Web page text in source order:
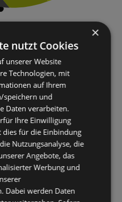
×
nutzt Cookies
unserer Website
Technologien, mit
auf Ihrem
speichern und
Daten verarbeiten.
Ihre Einwilligung
dies für die Einbindung
Nutzungsanalyse, die
Angebote, das
Werbung und
Dabei werden Daten